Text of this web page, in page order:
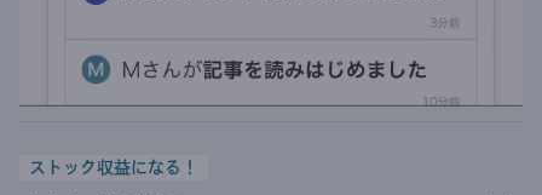
ストック収益になる！